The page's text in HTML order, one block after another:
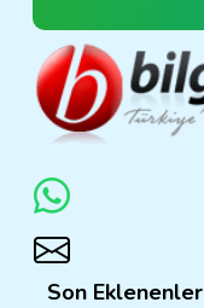
Son Eklenenler